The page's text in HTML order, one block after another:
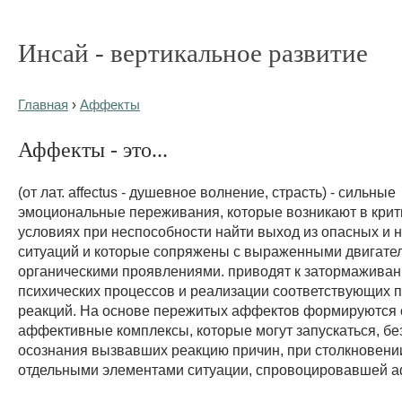
Инсай - вертикальное развитие
Главная › Аффекты
Аффекты - это...
(от лат. affectus - душевное волнение, страсть) - сильные
эмоциональные переживания, которые возникают в
условиях при неспособности найти выход из опасных и
ситуаций и которые сопряжены с выраженными
органическими проявлениями. приводят к
психических процессов и реализации соответствующих
реакций. На основе пережитых аффектов формируются
аффективные комплексы, которые могут запускаться,
осознания вызвавших реакцию причин, при
отдельными элементами ситуации, спровоцировавшей